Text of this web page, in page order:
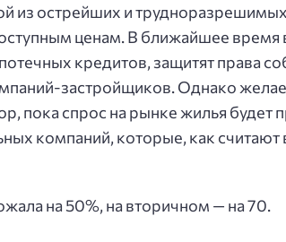
из острейших и
ценам. В ближайшее время
кредитов, защитят права
застройщиков. Однако
пока спрос на рынке жилья будет
компаний, которые, как считают
на 50%, на вторичном — на 70.